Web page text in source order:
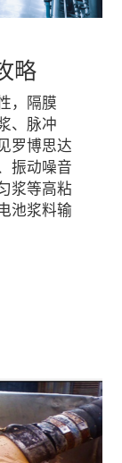
略
，隔膜
、脉冲
罗博思达
振动噪音
浆等高粘
池浆料输